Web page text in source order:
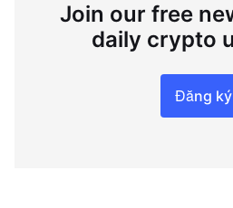
Join our free
daily crypto
Đăng ký